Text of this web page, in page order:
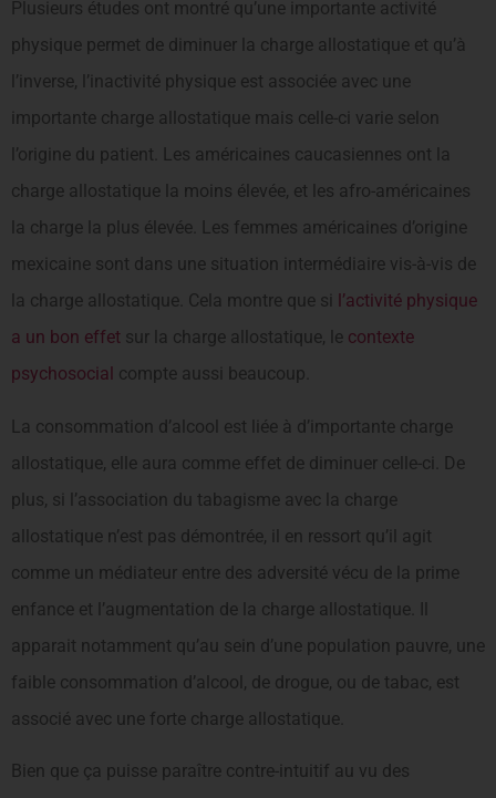
Plusieurs études ont montré qu’une importante activité
physique permet de diminuer la charge allostatique et qu’à
l’inverse, l’inactivité physique est associée avec une
importante charge allostatique mais celle-ci varie selon
l’origine du patient. Les américaines caucasiennes ont la
charge allostatique la moins élevée, et les afro-américaines
la charge la plus élevée. Les femmes américaines d’origine
mexicaine sont dans une situation intermédiaire vis-à-vis de
la charge allostatique. Cela montre que si
l’activité physique
a un bon effet sur la charge allostatique, le contexte
psychosocial compte aussi beaucoup.
La consommation d’alcool est liée à d’importante charge
allostatique, elle aura comme effet de diminuer celle-ci. De
plus, si l’association du tabagisme avec la charge
allostatique n’est pas démontrée, il en ressort qu’il agit
comme un médiateur entre des adversité vécu de la prime
enfance et l’augmentation de la charge allostatique. Il
apparait notamment qu’au sein d’une population pauvre, une
faible consommation d’alcool, de drogue, ou de tabac, est
associé avec une forte charge allostatique.
Bien que ça puisse paraître contre-intuitif au vu des